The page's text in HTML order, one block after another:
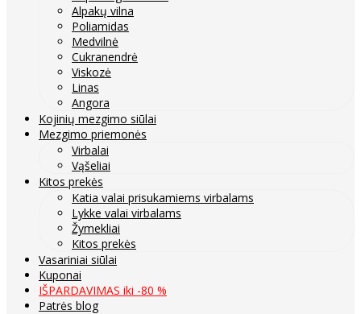
Alpakų vilna
Poliamidas
Medvilnė
Cukranendrė
Viskozė
Linas
Angora
Kojinių mezgimo siūlai
Mezgimo priemonės
Virbalai
Vąšeliai
Kitos prekės
Katia valai prisukamiems virbalams
Lykke valai virbalams
Žymekliai
Kitos prekės
Vasariniai siūlai
Kuponai
IŠPARDAVIMAS iki -80 %
Patrės blog